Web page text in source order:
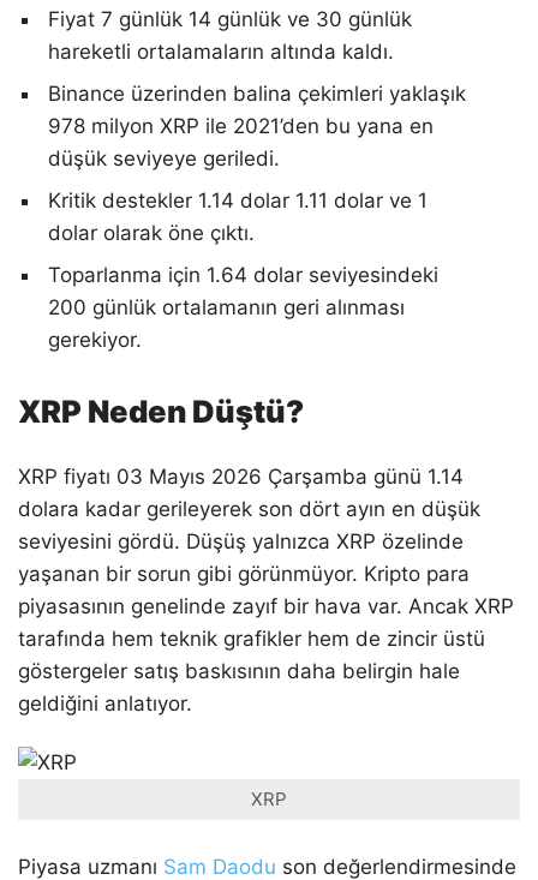
Fiyat 7 günlük 14 günlük ve 30 günlük
hareketli ortalamaların altında kaldı.
Binance üzerinden balina çekimleri yaklaşık
978 milyon XRP ile 2021’den bu yana en
düşük seviyeye geriledi.
Kritik destekler 1.14 dolar 1.11 dolar ve 1
dolar olarak öne çıktı.
Toparlanma için 1.64 dolar seviyesindeki
200 günlük ortalamanın geri alınması
gerekiyor.
XRP Neden Düştü?
XRP fiyatı 03 Mayıs 2026 Çarşamba günü 1.14
dolara kadar gerileyerek son dört ayın en düşük
seviyesini gördü. Düşüş yalnızca XRP özelinde
yaşanan bir sorun gibi görünmüyor. Kripto para
piyasasının genelinde zayıf bir hava var. Ancak XRP
tarafında hem teknik grafikler hem de zincir üstü
göstergeler satış baskısının daha belirgin hale
geldiğini anlatıyor.
XRP
Piyasa uzmanı Sam Daodu son değerlendirmesinde